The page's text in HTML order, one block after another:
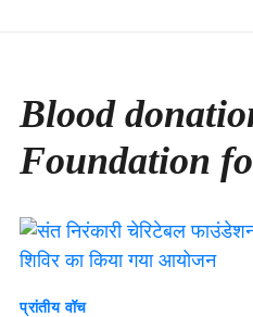
Blood
Foundation
प्रांतीय वॉच